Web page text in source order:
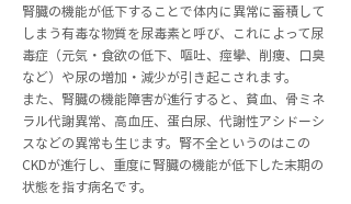
腎臓の機能が低下することで体内に異常に蓄積して
しまう有毒な物質を尿毒素と呼び、これによって尿
毒症（元気・食欲の低下、嘔吐、痙攣、削痩、口臭
など）や尿の増加・減少が引き起こされます。
また、腎臓の機能障害が進行すると、貧血、骨ミネ
ラル代謝異常、高血圧、蛋白尿、代謝性アシドーシ
スなどの異常も生じます。腎不全というのはこの
CKDが進行し、重度に腎臓の機能が低下した末期の
状態を指す病名です。